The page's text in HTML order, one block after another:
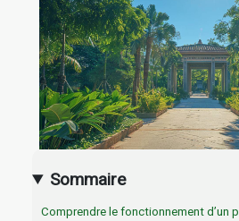
Sommaire
Comprendre le fonctionnement d’un